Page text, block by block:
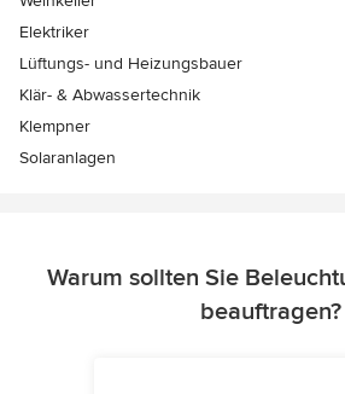
Elektriker
Lüftungs- und Heizungsbauer
Klär- & Abwassertechnik
Klempner
Solaranlagen
Warum sollten Sie
beauftragen?